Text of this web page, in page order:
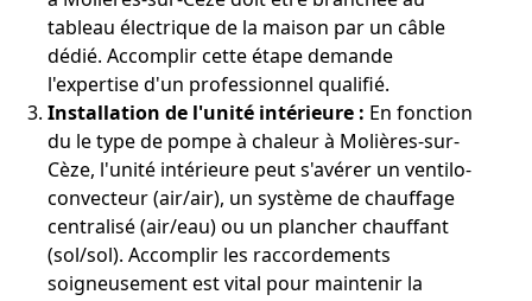
tableau électrique de la maison par un câble
dédié. Accomplir cette étape demande
l'expertise d'un professionnel qualifié.
Installation de l'unité intérieure : En fonction
du le type de pompe à chaleur à Molières-sur-
Cèze, l'unité intérieure peut s'avérer un ventilo-
convecteur (air/air), un système de chauffage
centralisé (air/eau) ou un plancher chauffant
(sol/sol). Accomplir les raccordements
soigneusement est vital pour maintenir la